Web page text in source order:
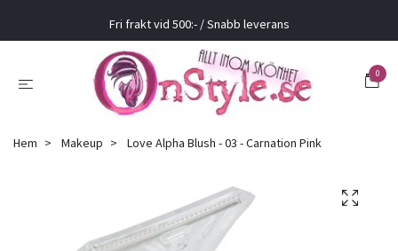
Fri frakt vid 500:- / Snabb leverans
0
Hem Makeup Love Alpha Blush - 03 - Carnation Pink